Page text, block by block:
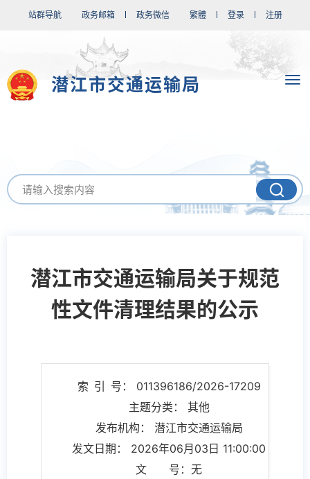
站群导航 政务邮箱 政务微信 繁體 登录 注册
潜江市交通运输局
潜江市交通运输局关于规范
性文件清理结果的公示
索 引 号： 011396186/2026-17209
主题分类： 其他
发布机构： 潜江市交通运输局
发文日期： 2026年06月03日 11:00:00
文 号：无